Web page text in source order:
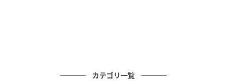
#39 返しますから…
カテゴリ一覧